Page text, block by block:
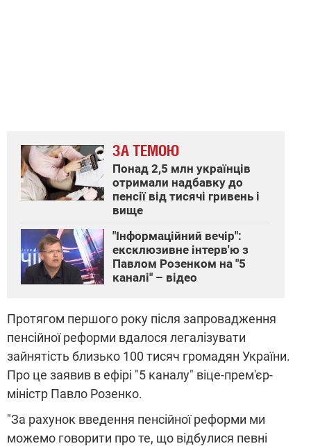
ЗА ТЕМОЮ
Понад 2,5 млн українців
отримали надбавку до
пенсії від тисячі гривень і
вище
"Інформаційний вечір":
ексклюзивне інтерв'ю з
Павлом Розенком на "5
каналі" – відео
Протягом першого року після запровадження
пенсійної реформи вдалося легалізувати
зайнятість близько 100 тисяч громадян України.
Про це заявив в ефірі "5 каналу" віце-прем'єр-
міністр Павло Розенко.
"За рахунок введення пенсійної реформи ми
можемо говорити про те, що відбулися певні